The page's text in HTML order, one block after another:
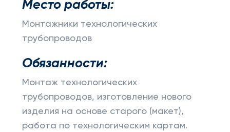
Место работы:
Монтажники технологических
трубопроводов
Обязанности:
Монтаж технологических
трубопроводов, изготовление нового
изделия на основе старого (макет),
работа по технологическим картам.